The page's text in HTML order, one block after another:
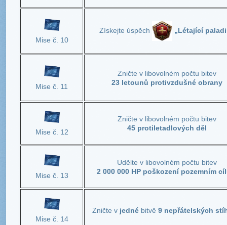
Mise č. 10
Získejte úspěch „Létající
Mise č. 11
Zničte v libovolném počtu bitev
23 letounů protivzdušné obrany
Mise č. 12
Zničte v libovolném počtu bitev
45 protiletadlových děl
Mise č. 13
Udělte v libovolném počtu bitev
2 000 000 HP poškození pozemním
Mise č. 14
Zničte v jedné bitvě 9 nepřátelských